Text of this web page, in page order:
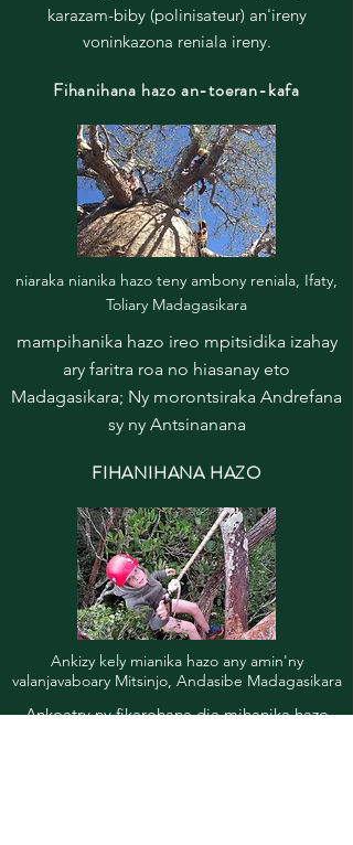
karazam-biby (polinisateur) an'ireny
voninkazona reniala ireny.
Fihanihana hazo an-toeran-kafa
niaraka nianika hazo teny ambony reniala, Ifaty,
Toliary Madagasikara
mampihanika hazo ireo mpitsidika izahay
ary faritra roa no hiasanay eto
Madagasikara; Ny morontsiraka Andrefana
sy ny Antsinanana
FIHANIHANA HAZO
Ankizy kely mianika hazo any amin'ny
valanjavaboary Mitsinjo, Andasibe Madagasikara
Ankoatry ny fikarohana dia mihanika hazo